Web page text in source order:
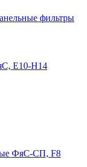
фильтры
E10-H14
ФяС-СП, F8